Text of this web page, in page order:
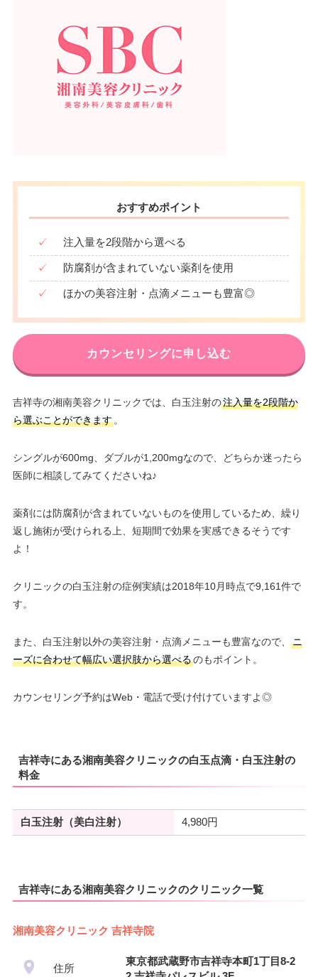
おすすめポイント
✓ 注入量を2段階から選べる
✓ 防腐剤が含まれていない薬剤を使用
✓ ほかの美容注射・点滴メニューも豊富◎
カウンセリングに申し込む
吉祥寺の湘南美容クリニックでは、白玉注射の注入量を2段階か
ら選ぶことができます。
シングルが600mg、ダブルが1,200mgなので、どちらか迷ったら
医師に相談してみてくださいね♪
薬剤には防腐剤が含まれていないものを使用しているため、繰り
返し施術が受けられる上、短期間で効果を実感できるそうです
よ！
クリニックの白玉注射の症例実績は2018年10月時点で9,161件で
す。
また、白玉注射以外の美容注射・点滴メニューも豊富なので、
ニ
ーズに合わせて幅広い選択肢から選べるのもポイント。
カウンセリング予約はWeb・電話で受け付けていますよ◎
吉祥寺にある湘南美容クリニックの白玉点滴・白玉注射の
料金
白玉注射（美白注射） 4,980円
吉祥寺にある湘南美容クリニックのクリニック一覧
湘南美容クリニック 吉祥寺院
住所
東京都武蔵野市吉祥寺本町1丁目8-2